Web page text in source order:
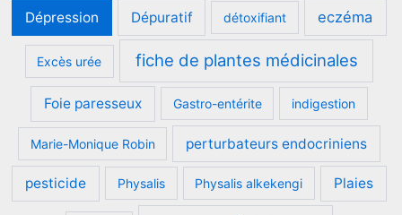
Dépression Dépuratif détoxifiant eczéma
Excès urée fiche de plantes médicinales
Foie paresseux Gastro-entérite indigestion
Marie-Monique Robin perturbateurs endocriniens
pesticide Physalis Physalis alkekengi Plaies